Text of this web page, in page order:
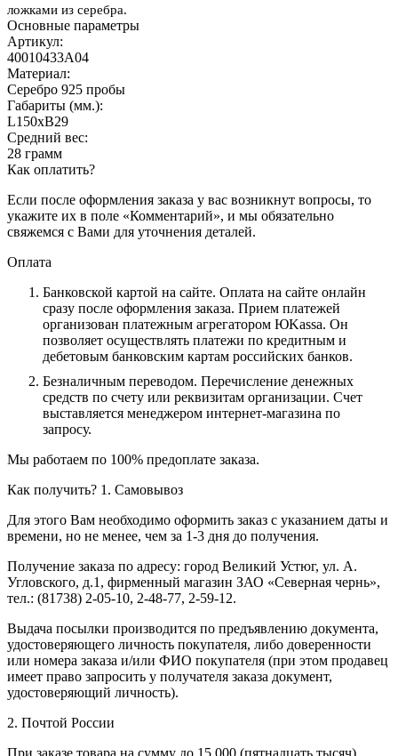
ложками из серебра.
Основные параметры
Артикул:
40010433А04
Материал:
Серебро 925 пробы
Габариты (мм.):
L150хB29
Средний вес:
28 грамм
Как оплатить?
Если после оформления заказа у вас возникнут вопросы, то
укажите их в поле «Комментарий», и мы обязательно
свяжемся с Вами для уточнения деталей.
Оплата
Банковской картой на сайте. Оплата на сайте онлайн
сразу после оформления заказа. Прием платежей
организован платежным агрегатором ЮKassa. Он
позволяет осуществлять платежи по кредитным и
дебетовым банковским картам российских банков.
Безналичным переводом. Перечисление денежных
средств по счету или реквизитам организации. Счет
выставляется менеджером интернет-магазина по
запросу.
Мы работаем по 100% предоплате заказа.
Как получить? 1. Самовывоз
Для этого Вам необходимо оформить заказ с указанием даты и
времени, но не менее, чем за 1-3 дня до получения.
Получение заказа по адресу: город Великий Устюг, ул. А.
Угловского, д.1, фирменный магазин ЗАО «Северная чернь»,
тел.: (81738) 2-05-10, 2-48-77, 2-59-12.
Выдача посылки производится по предъявлению документа,
удостоверяющего личность покупателя, либо доверенности
или номера заказа и/или ФИО покупателя (при этом продавец
имеет право запросить у получателя заказа документ,
удостоверяющий личность).
2. Почтой России
При заказе товара на сумму до 15 000 (пятнадцать тысяч)